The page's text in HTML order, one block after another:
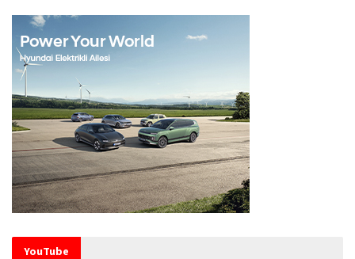
YouTube